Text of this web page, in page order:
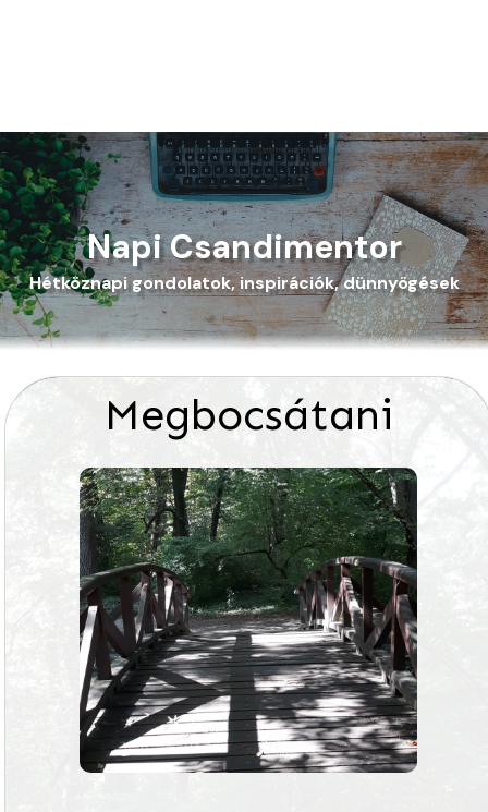
Napi Csandimentor
Hétköznapi gondolatok, inspirációk, dünnyögések
Megbocsátani